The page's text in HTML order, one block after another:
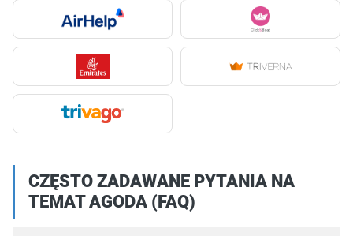
CZĘSTO ZADAWANE PYTANIA NA
TEMAT AGODA (FAQ)